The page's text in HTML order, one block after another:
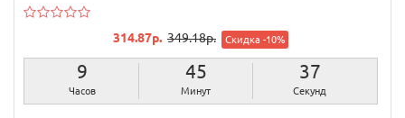
314.87р. 349.18р. Скидка -10%
9
Часов
45
Минут
36
Секунд